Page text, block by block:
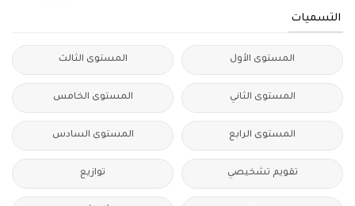
التسميات
المستوى الأول المستوى الثالث
المستوى الثاني المستوى الخامس
المستوى الرابع المستوى السادس
تقويم تشخيصي توازيع